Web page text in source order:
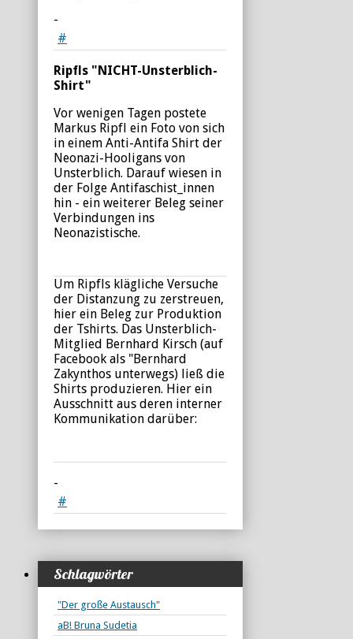
-
#
Ripfls "NICHT-Unsterblich-
Shirt"
Vor wenigen Tagen postete
Markus Ripfl ein Foto von sich
in einem Anti-Antifa Shirt der
Neonazi-Hooligans von
Unsterblich. Darauf wiesen in
der Folge Antifaschist_innen
hin - ein weiterer Beleg seiner
Verbindungen ins
Neonazistische.
Um Ripfls klägliche Versuche
der Distanzung zu zerstreuen,
hier ein Beleg zur Produktion
der Tshirts. Das Unsterblich-
Mitglied Bernhard Kirsch (auf
Facebook als "Bernhard
Zakynthos unterwegs) ließ die
Shirts produzieren. Hier ein
Ausschnitt aus deren interner
Kommunikation darüber:
-
#
Schlagwörter
"Der große Austausch"
aB! Bruna Sudetia